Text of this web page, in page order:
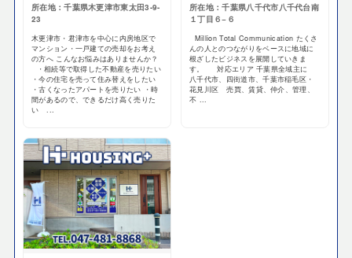
所在地：千葉県木更津市東太田3-9-
23
木更津市・君津市を中心に内房地区で
マンション・一戸建ての売却をお考え
の方へ こんなお悩みはありませんか？
・相続等で取得した不動産を売りたい
・今の住宅を売って住み替えをしたい
・古くなったアパートを売りたい ・時
間があるので、できるだけ高く売りた
い ...
所在地：千葉県八千代市八千代台南
１丁目６−６
Million Total Communication たくさ
んの人とのつながりをベースに地域に
根ざしたビジネスを展開していきま
す。 対応エリア 千葉県全域主に
八千代市、四街道市、千葉市稲毛区・
花見川区 売買、賃貸、仲介、管理、
不 ...